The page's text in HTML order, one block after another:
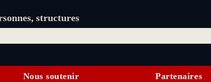
structures
Nous soutenir Partenaires